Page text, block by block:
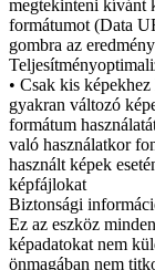
megtekinteni kívánt
formátumot (Data
gombra az
• Csak kis
gyakran változó
formátum
való használatkor
használt képek
képfájlokat
Biztonsági
Ez az eszköz
képadatokat nem
önmagában nem